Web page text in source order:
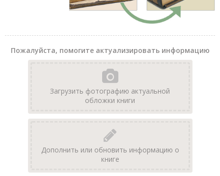
Пожалуйста, помогите актуализировать информацию
Загрузить фотографию актуальной
обложки книги
Дополнить или обновить информацию о
книге